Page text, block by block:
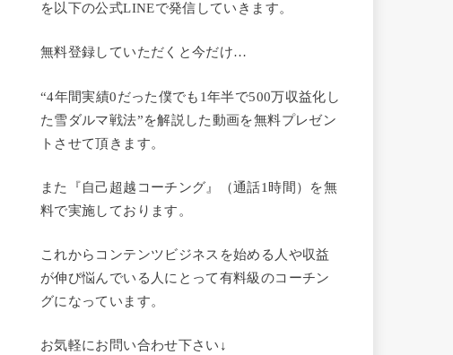
を以下の公式LINEで発信していきます。
無料登録していただくと今だけ…
“4年間実績0だった僕でも1年半で500万収益化し
た雪ダルマ戦法”を解説した動画を無料プレゼン
トさせて頂きます。
また『自己超越コーチング』（通話1時間）を無
料で実施しております。
これからコンテンツビジネスを始める人や収益
が伸び悩んでいる人にとって有料級のコーチン
グになっています。
お気軽にお問い合わせ下さい↓